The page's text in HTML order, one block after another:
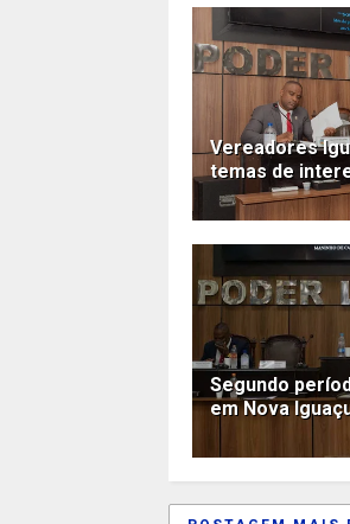
Vereadores
temas de
Segundo
em Nova